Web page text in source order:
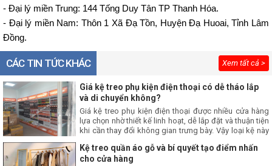
- Đại lý miền Trung: 144 Tống Duy Tân TP Thanh Hóa.
- Đại lý miền Nam: Thôn 1 Xã Đạ Tồn, Huyện Đạ Huoai, Tỉnh Lâm
Đồng.
Xem tất cả >
CÁC TIN TỨC KHÁC
Giá kệ treo phụ kiện điện thoại có dễ tháo lắp
và di chuyển không?
Giá kệ treo phụ kiện điện thoại được nhiều cửa hàng
lựa chọn nhờ thiết kế linh hoạt, dễ lắp đặt và thuận tiện
khi cần thay đổi không gian trưng bày. Vậy loại kệ này
Long tìm hiểu ngay trong bài viết này nhé.
Kệ treo quần áo gỗ và bí quyết tạo điểm nhấn
cho cửa hàng